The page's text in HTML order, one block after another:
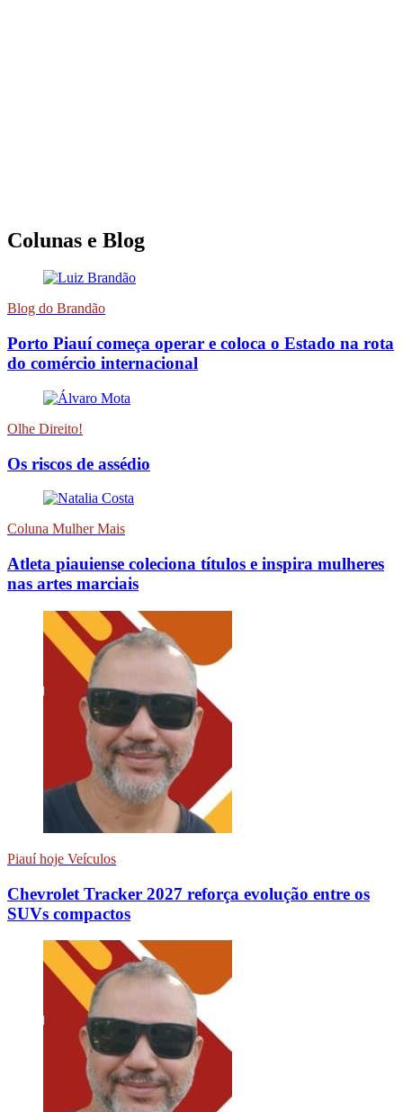
Colunas e Blog
Blog do Brandão
Porto Piauí começa operar e coloca o Estado na rota
do comércio internacional
Olhe Direito!
Os riscos de assédio
Coluna Mulher Mais
Atleta piauiense coleciona títulos e inspira mulheres
nas artes marciais
Piauí hoje Veículos
Chevrolet Tracker 2027 reforça evolução entre os
SUVs compactos